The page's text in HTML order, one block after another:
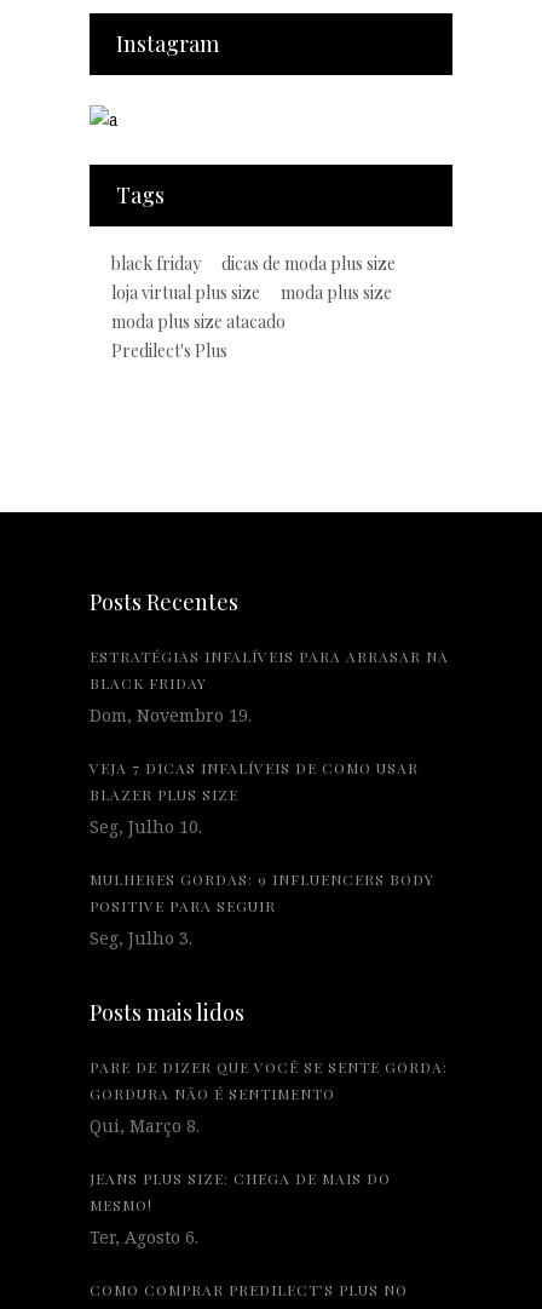
Instagram
Tags
black friday
dicas de moda plus size
loja virtual plus size
moda plus size
moda plus size atacado
Predilect's Plus
Posts Recentes
ESTRATÉGIAS INFALÍVEIS PARA ARRASAR NA
BLACK FRIDAY
Dom, Novembro 19.
VEJA 7 DICAS INFALÍVEIS DE COMO USAR
BLAZER PLUS SIZE
Seg, Julho 10.
MULHERES GORDAS: 9 INFLUENCERS BODY
POSITIVE PARA SEGUIR
Seg, Julho 3.
Posts mais lidos
PARE DE DIZER QUE VOCÊ SE SENTE GORDA:
GORDURA NÃO É SENTIMENTO
Qui, Março 8.
JEANS PLUS SIZE: CHEGA DE MAIS DO
MESMO!
Ter, Agosto 6.
COMO COMPRAR PREDILECT’S PLUS NO